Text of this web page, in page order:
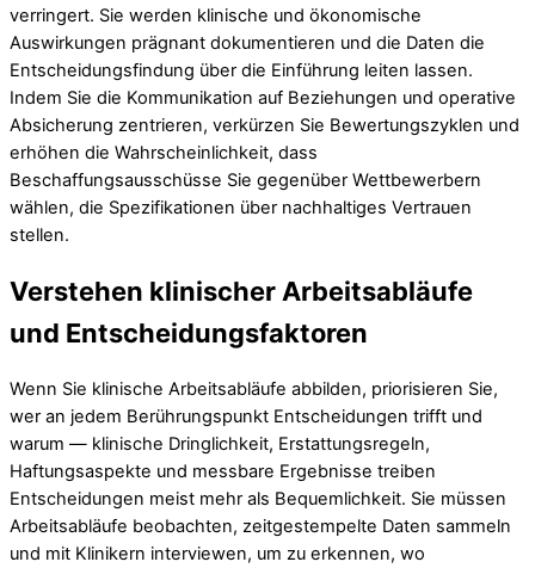
verringert. Sie werden klinische und ökonomische
Auswirkungen prägnant dokumentieren und die Daten die
Entscheidungsfindung über die Einführung leiten lassen.
Indem Sie die Kommunikation auf Beziehungen und operative
Absicherung zentrieren, verkürzen Sie Bewertungszyklen und
erhöhen die Wahrscheinlichkeit, dass
Beschaffungsausschüsse Sie gegenüber Wettbewerbern
wählen, die Spezifikationen über nachhaltiges Vertrauen
stellen.
Verstehen klinischer Arbeitsabläufe
und Entscheidungsfaktoren
Wenn Sie klinische Arbeitsabläufe abbilden, priorisieren Sie,
wer an jedem Berührungspunkt Entscheidungen trifft und
warum — klinische Dringlichkeit, Erstattungsregeln,
Haftungsaspekte und messbare Ergebnisse treiben
Entscheidungen meist mehr als Bequemlichkeit. Sie müssen
Arbeitsabläufe beobachten, zeitgestempelte Daten sammeln
und mit Klinikern interviewen, um zu erkennen, wo